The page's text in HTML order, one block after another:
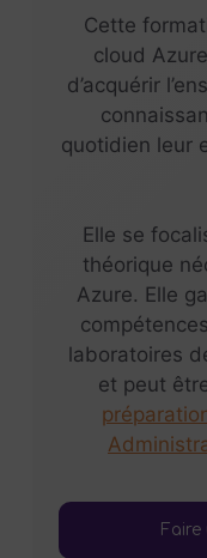
Cette
cloud
d’acquérir
quotidien leur
Elle se
théorique
Azure. Elle
laboratoires
et peut
Faire